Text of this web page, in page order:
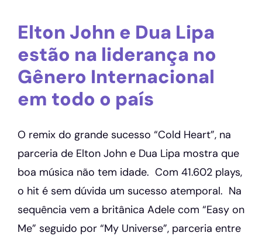
Elton John e Dua Lipa
estão na liderança no
Gênero Internacional
em todo o país
O remix do grande sucesso “Cold Heart”, na
parceria de Elton John e Dua Lipa mostra que
boa música não tem idade. Com 41.602 plays,
o hit é sem dúvida um sucesso atemporal. Na
sequência vem a britânica Adele com “Easy on
Me” seguido por “My Universe”, parceria entre